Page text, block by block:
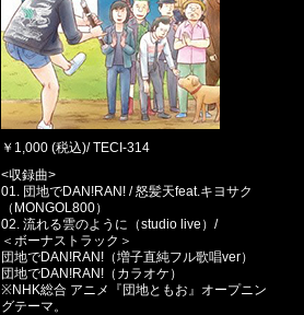
￥1,000 (税込)/ TECI-314
<収録曲>
01. 団地でDAN!RAN! / 怒髪天feat.キヨサク
（MONGOL800）
02. 流れる雲のように（studio live）/
＜ボーナストラック＞
団地でDAN!RAN!（増子直純フル歌唱ver）
団地でDAN!RAN!（カラオケ）
※NHK総合 アニメ『団地ともお』オープニン
グテーマ。